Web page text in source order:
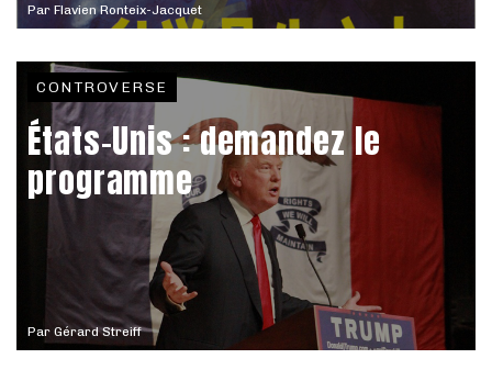
Par Flavien Ronteix-Jacquet
Par Gérard Streiff
CONTROVERSE
États-Unis : demandez le
programme